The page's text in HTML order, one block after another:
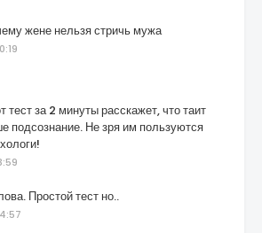
жене нельзя стричь мужа
тест за 2 минуты расскажет, что таит
подсознание. Не зря им пользуются
Простой тест но..